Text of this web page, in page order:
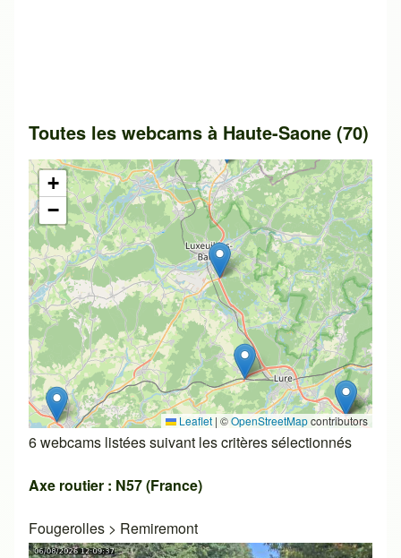
Toutes les webcams à Haute-Saone (70)
+
−
Leaflet | ©OpenStreetMapcontributors
6 webcams listées suivant les critères sélectionnés
Axe routier : N57 (France)
Fougerolles > Remiremont